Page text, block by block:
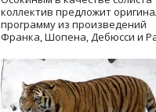
коллектив предложит
программу из произведений
Франка, Шопена, Дебюсси и